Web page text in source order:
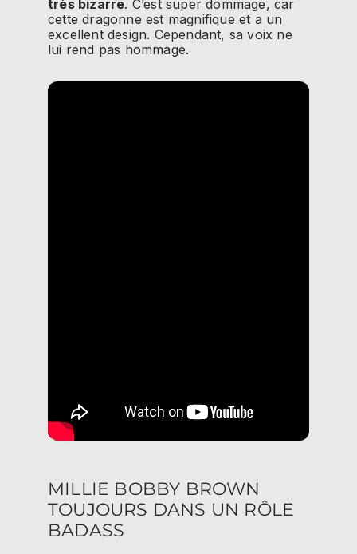
très bizarre. C’est super dommage, car
cette dragonne est magnifique et a un
excellent design. Cependant, sa voix ne
lui rend pas hommage.
MILLIE BOBBY BROWN
TOUJOURS DANS UN RÔLE
BADASS